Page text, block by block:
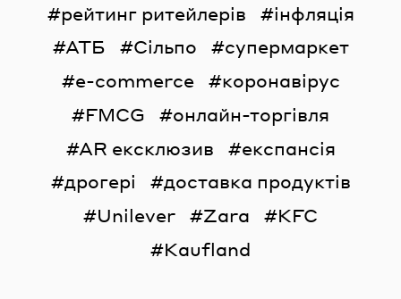
рейтинг ритейлерів
інфляція
АТБ
Сільпо
супермаркет
e-commerce
коронавірус
FMCG
онлайн-торгівля
AR ексклюзив
експансія
дрогері
доставка продуктів
Unilever
Zara
KFC
Kaufland